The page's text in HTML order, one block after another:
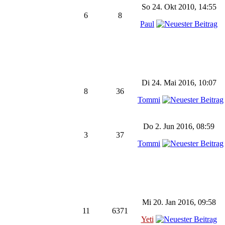
6 8
So 24. Okt 2010, 14:55
Paul
8 36
Di 24. Mai 2016, 10:07
Tommi
3 37
Do 2. Jun 2016, 08:59
Tommi
11 6371
Mi 20. Jan 2016, 09:58
Yeti